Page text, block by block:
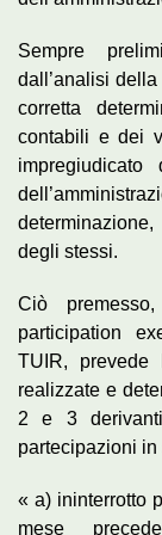
Sempre
dall’analisi
corretta
contabili e dei
degli stessi.
Ciò
participation
TUIR, prevede
realizzate e
2 e 3
partecipazioni
« a) ininterrotto
mese